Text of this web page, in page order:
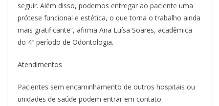
seguir. Além disso, podemos entregar ao paciente uma
prótese funcional e estética, o que torna o trabalho ainda
mais gratificante”, afirma Ana Luísa Soares, acadêmica
do 4º período de Odontologia.
Atendimentos
Pacientes sem encaminhamento de outros hospitais ou
unidades de saúde podem entrar em contato